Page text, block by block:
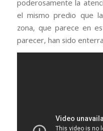
poderosamente la
el mismo predio que
zona, que parece en
parecer, han sido